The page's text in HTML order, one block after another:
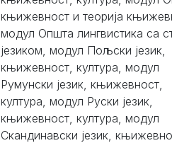
књижевност и теорија
модул Општа лингвистика са
језиком, модул Пољски језик,
књижевност, култура, модул
Румунски језик, књижевност,
култура, модул Руски језик,
књижевност, култура, модул
Скандинавски језик,